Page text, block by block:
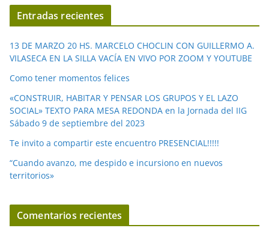
í
d
e
o
Entradas recientes
13 DE MARZO 20 HS. MARCELO CHOCLIN CON GUILLERMO A.
VILASECA EN LA SILLA VACÍA EN VIVO POR ZOOM Y YOUTUBE
Como tener momentos felices
«CONSTRUIR, HABITAR Y PENSAR LOS GRUPOS Y EL LAZO
SOCIAL» TEXTO PARA MESA REDONDA en la Jornada del IIG
Sábado 9 de septiembre del 2023
Te invito a compartir este encuentro PRESENCIAL!!!!!
“Cuando avanzo, me despido e incursiono en nuevos
territorios»
Comentarios recientes